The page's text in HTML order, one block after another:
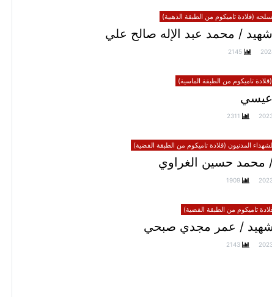
(قلادة تاميكوم من الطبقة الذهبية)
/ محمد عبد الإله صالح علي
2145
تاميكوم من الطبقة الماسية)
2311
المدنيون (قلادة تاميكوم من الطبقة الفضية)
محمد حسين الغراوي
1909
تاميكوم من الطبقة الفضية)
/ عمر مجدي صبحي
2143